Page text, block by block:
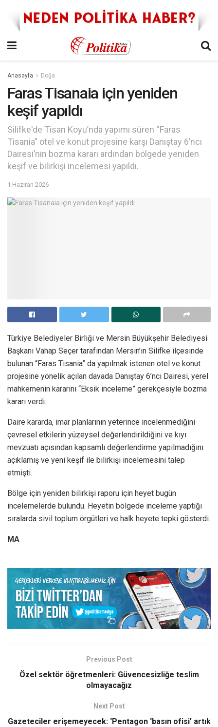
Anasayfa Doğa
Faras Tisanaia için yeniden
keşif yapıldı
Silifke'de Tisan Koyu’nda yapımı süren “Faras
Tisania” otel ve konut projesine karşı Danıştay 6’ncı
Dairesi’nin bozma kararı ardından bölgede yeniden
keşif ve bilirkişi incelemesi yapıldı.
1 Haziran 2026
Türkiye Belediyeler Birliği ve Mersin Büyükşehir Belediyesi
Başkanı Vahap Seçer tarafından Mersin’in Silifke ilçesinde
bulunan “Faras Tisania” da yapılmak istenen otel ve konut
projesine yönelik açılan davada Danıştay 6’ncı Dairesi, yerel
mahkemenin kararını “Eksik inceleme” gerekçesiyle bozma
kararı verdi.
Daire kararda, imar planlarının yeterince incelenmediğini
çevresel etkilerin yüzeysel değerlendirildiğini ve kıyı
mevzuatı açısından kapsamlı değerlendirme yapılmadığını
açıklamış ve yeni keşif ile bilirkişi incelemesini talep
etmişti.
Bölge için yeniden bilirkişi raporu için heyet bugün
incelemelerde bulundu. Heyetin bölgede inceleme yaptığı
sıralarda sivil toplum örgütleri ve halk heyete tepki gösterdi.
MA
Previous Post
Özel sektör öğretmenleri: Güvencesizliğe teslim
olmayacağız
Next Post
Gazeteciler erişemeyecek: ‘Pentagon ‘basın ofisi’ artık